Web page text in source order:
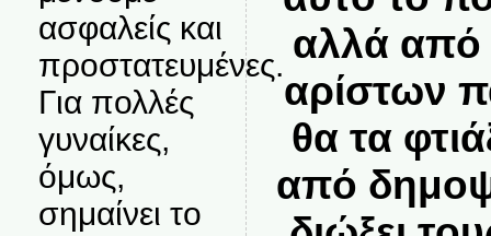
ασφαλείς και
προστατευμένες.
Για πολλές
γυναίκες,
όμως,
σημαίνει το
αλλά από
αρίστων
θα τα
από